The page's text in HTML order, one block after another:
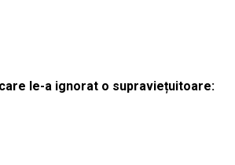
le-a ignorat o supraviețuitoare: